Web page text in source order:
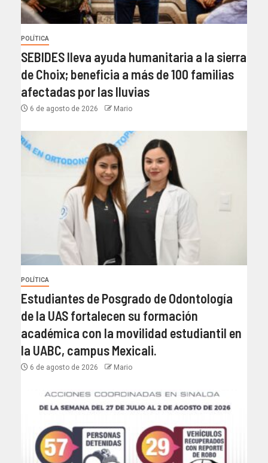
POLÍTICA
SEBIDES lleva ayuda humanitaria a la sierra
de Choix; beneficia a más de 100 familias
afectadas por las lluvias
6 de agosto de 2026 Mario
POLÍTICA
Estudiantes de Posgrado de Odontología
de la UAS fortalecen su formación
académica con la movilidad estudiantil en
la UABC, campus Mexicali.
6 de agosto de 2026 Mario